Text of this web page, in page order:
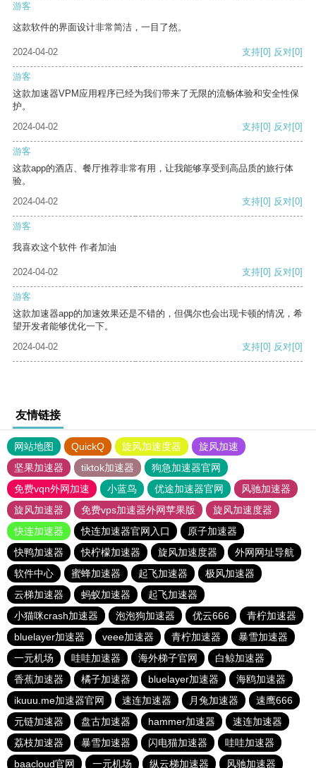
游客
这款软件的界面设计非常简洁，一目了然。
2024-04-02 支持[0] 反对[0]
游客
这款加速器VPM应用程序已经为我们带来了无限的流畅体验和安全性保
护。
2024-04-02
支持[0] 反对[0]
游客
这款app的酒店、餐厅推荐非常有用，让我能够享受到高品质的旅行体
验。
2024-04-02
支持[0] 反对[0]
游客
我喜欢这个软件 作者加油
2024-04-02 支持[0] 反对[0]
游客
这款加速器app的加速效果还是不错的，但偶尔也会出现卡顿的情况，希
望开发者能够优化一下。
2024-04-02
支持[0] 反对[0]
友情链接
网站地图 QuickQ 旋风加速度器
旋风加速
坚果加速器
tiktok加速器
狗急加速器官网
免费vqn外网加速
小蓝鸟 优途加速器官网
风驰加速器
旋风加速器
免费vps加速器外网苹果版
旋风加速度器
快连加速器
快连加速器官网入口
原子加速器
快鸭加速器
快柠檬加速器 旋风加速度器
外网网址导航
软件中心
蜜蜂加速器 起飞加速器
极风加速器
云梯加速器
蚂蚁加速器
起飞加速器
小猫咪crash加速器
泡泡狗加速器 优云666
青柠加速器
bluelayer加速器
veee加速器 青柠加速器
暴雪加速器
一元机场
哇哇加速器 海外梯子官网
白鲸加速器
香蕉加速器
橘子加速器 bluelayer加速器
海鸥加速器
ikuuu.me加速器官网
速连加速器 月兔加速器
速鹰666
元链加速器
盘古加速器 hammer加速器
速连加速器
荔枝加速器
暴雪加速器 闪电猫加速器
哇哇加速器
baacloud官网
一元机场 纵云梯加速器 风驰加速器